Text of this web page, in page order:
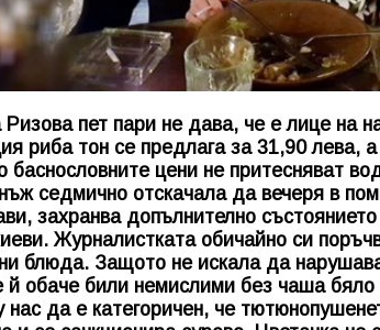
Ризова пет пари не дава, че е лице на
риба тон се предлага за 31,90 лева,
баснословните цени не притесняват
седмично отскачала да вечеря в
захранва допълнително
Журналистката обичайно си
блюда. Защото не искала да
й обаче били немислими без чаша бяло
нас да е категоричен, че